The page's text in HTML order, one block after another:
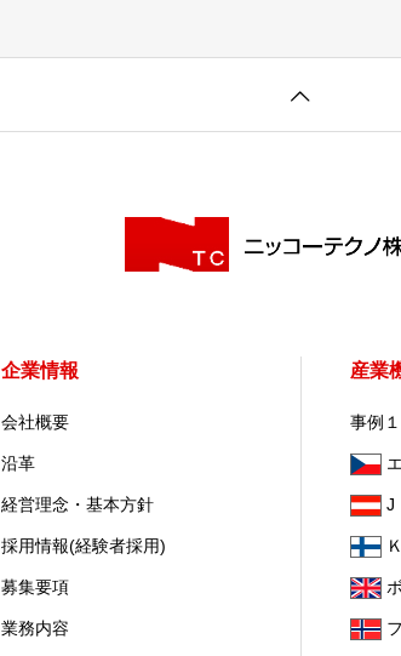
企業情報
会社概要
沿革
経営理念・基本方針
採用情報(経験者採用)
募集要項
業務内容
産業
事例１
J